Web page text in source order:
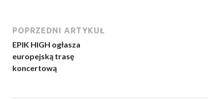
POPRZEDNI ARTYKUŁ
EPIK HIGH ogłasza
europejską trasę
koncertową